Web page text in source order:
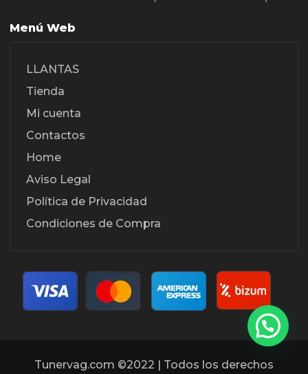
Menú Web
LLANTAS
Tienda
Mi cuenta
Contactos
Home
Aviso Legal
Política de Privacidad
Condiciones de Compra
Tunervag.com ©2022 | Todos los derechos